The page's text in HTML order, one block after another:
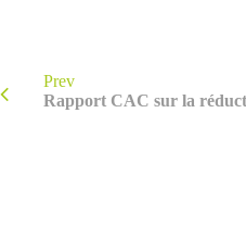
Prev
Rapport CAC sur la